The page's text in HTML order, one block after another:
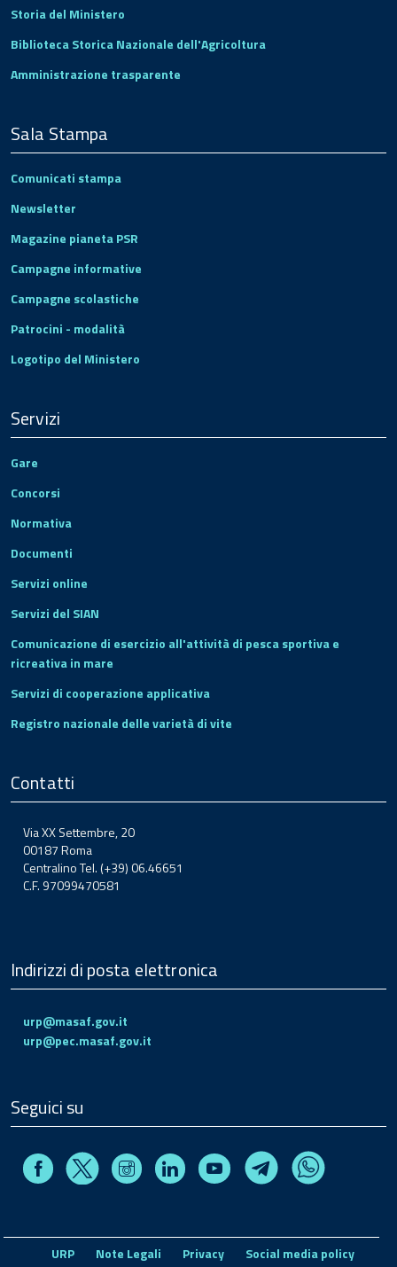
Storia del Ministero
Biblioteca Storica Nazionale dell'Agricoltura
Amministrazione trasparente
Sala Stampa
Comunicati stampa
Newsletter
Magazine pianeta PSR
Campagne informative
Campagne scolastiche
Patrocini - modalità
Logotipo del Ministero
Servizi
Gare
Concorsi
Normativa
Documenti
Servizi online
Servizi del SIAN
Comunicazione di esercizio all'attività di pesca sportiva e
ricreativa in mare
Servizi di cooperazione applicativa
Registro nazionale delle varietà di vite
Contatti
Via XX Settembre, 20
00187 Roma
Centralino Tel. (+39) 06.46651
C.F. 97099470581
Indirizzi di posta elettronica
urp@masaf.gov.it
urp@pec.masaf.gov.it
Seguici su
FacebookX InstagramLinkedin Youtube TelegramWhatsapp
URP Note Legali Privacy Social media policy